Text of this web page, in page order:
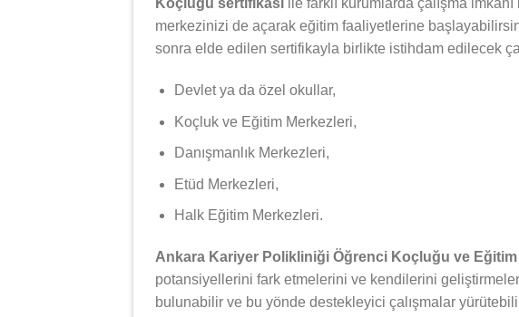
Koçluğu sertifikası ile farklı kurumlarda çalışma
merkezinizi de açarak eğitim faaliyetlerine
sonra elde edilen sertifikayla birlikte istihdam edilecek
Devlet ya da özel okullar,
Koçluk ve Eğitim Merkezleri,
Danışmanlık Merkezleri,
Etüd Merkezleri,
Halk Eğitim Merkezleri.
Ankara Kariyer Polikliniği Öğrenci Koçluğu ve Eğitim
potansiyellerini fark etmelerini ve kendilerini
bulunabilir ve bu yönde destekleyici çalışmalar